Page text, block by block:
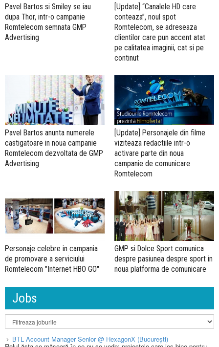
Pavel Bartos si Smiley se iau
dupa Thor, intr-o campanie
Romtelecom semnata GMP
Advertising
[Update] “Canalele HD care
conteaza”, noul spot
Romtelecom, se adreseaza
clientilor care pun accent atat
pe calitatea imaginii, cat si pe
continut
Pavel Bartos anunta numerele
castigatoare in noua campanie
Romtelecom dezvoltata de GMP
Advertising
[Update] Personajele din filme
viziteaza redactiile intr-o
activare parte din noua
campanie de comunicare
Romtelecom
Personaje celebre in campania
de promovare a serviciului
Romtelecom "Internet HBO GO"
GMP si Dolce Sport comunica
despre pasiunea despre sport in
noua platforma de comunicare
Jobs
BTL Account Manager Senior @ HexagonX (București)